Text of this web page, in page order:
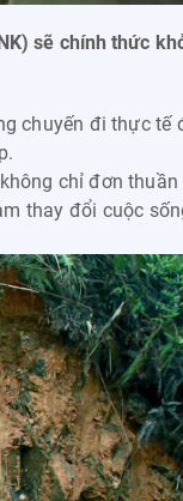
sẽ chính thức
chuyến đi thực tế
chỉ đơn
thay đổi cuộc